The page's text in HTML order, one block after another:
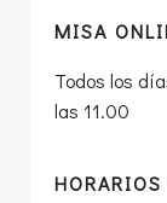
MISA
Todos los
las 11.00